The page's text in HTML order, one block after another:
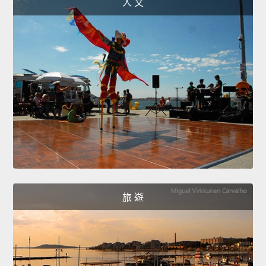
人 文
旅 遊